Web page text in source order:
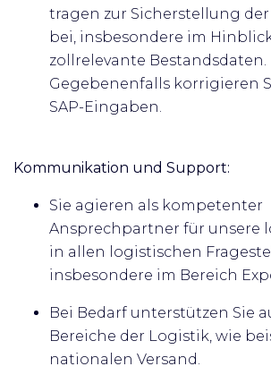
tragen zur Sicherstellung
bei, insbesondere im
zollrelevante Bestandsdaten.
Gegebenenfalls korrigieren
SAP-Eingaben.
Kommunikation und Support:
Sie agieren als kompetenter
Ansprechpartner für unsere
in allen logistischen
insbesondere im Bereich
Bei Bedarf unterstützen Sie
Bereiche der Logistik, wie
nationalen Versand.